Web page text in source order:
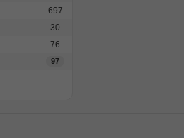
697
30
76
97